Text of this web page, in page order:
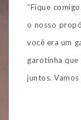
“Fique
o nosso
você era um
garotinha que
juntos.